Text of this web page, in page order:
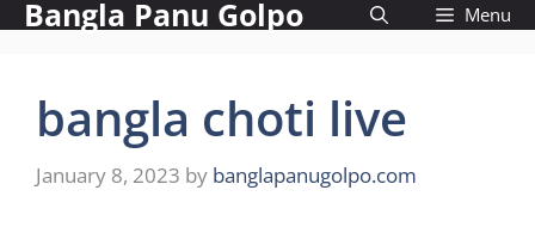
SkipBangla Panu Golpo Menu
bangla choti live
January 8, 2023 by banglapanugolpo.com